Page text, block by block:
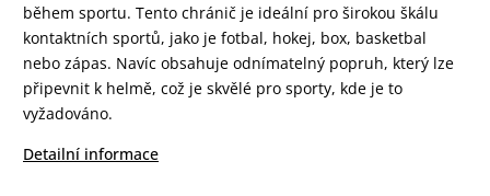
během sportu. Tento chránič je ideální pro širokou škálu
kontaktních sportů, jako je fotbal, hokej, box, basketbal
nebo zápas. Navíc obsahuje odnímatelný popruh, který lze
připevnit k helmě, což je skvělé pro sporty, kde je to
vyžadováno.
Detailní informace